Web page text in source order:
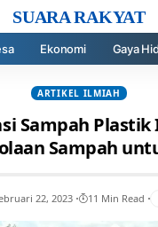
SUARA RAKYAT
Ekonomi Gaya
ARTIKEL ILMIAH
Sampah Plastik
Sampah
22, 2023 11 Min Read